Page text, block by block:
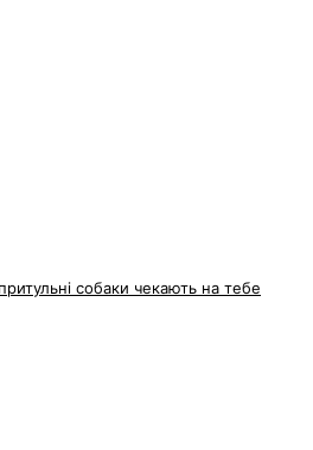
собаки чекають на тебе